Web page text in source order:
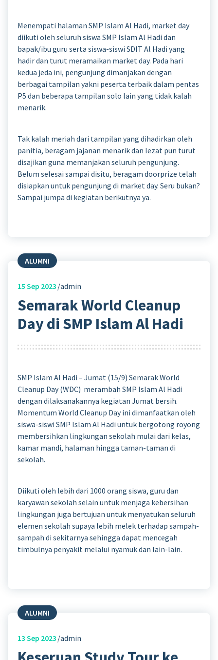
Menempati halaman SMP Islam Al Hadi, market day
diikuti oleh seluruh siswa SMP Islam Al Hadi dan
bapak/ibu guru serta siswa-siswi SDIT Al Hadi yang
hadir dan turut meramaikan market day. Pada hari
kedua jeda ini, pengunjung dimanjakan dengan
berbagai tampilan yakni peserta terbaik dalam pentas
P5 dan beberapa tampilan solo lain yang tidak kalah
menarik.
Tak kalah meriah dari tampilan yang dihadirkan oleh
panitia, beragam jajanan menarik dan lezat pun turut
disajikan guna memanjakan seluruh pengunjung.
Belum selesai sampai disitu, beragam doorprize telah
disiapkan untuk pengunjung di market day. Seru bukan?
Sampai jumpa di kegiatan berikutnya ya.
ALUMNI
15 Sep 2023 admin
Semarak World Cleanup
Day di SMP Islam Al Hadi
SMP Islam Al Hadi – Jumat (15/9) Semarak World
Cleanup Day (WDC) merambah SMP Islam Al Hadi
dengan dilaksanakannya kegiatan Jumat bersih.
Momentum World Cleanup Day ini dimanfaatkan oleh
siswa-siswi SMP Islam Al Hadi untuk bergotong royong
membersihkan lingkungan sekolah mulai dari kelas,
kamar mandi, halaman hingga taman-taman di
sekolah.
Diikuti oleh lebih dari 1000 orang siswa, guru dan
karyawan sekolah selain untuk menjaga kebersihan
lingkungan juga bertujuan untuk menyatukan seluruh
elemen sekolah supaya lebih melek terhadap sampah-
sampah di sekitarnya sehingga dapat mencegah
timbulnya penyakit melalui nyamuk dan lain-lain.
ALUMNI
13 Sep 2023 admin